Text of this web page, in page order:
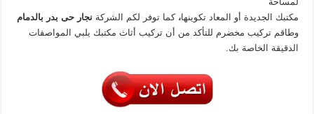
مكتبك الجديدة أو المعاد تكوينها،كما توفر لكم الشركة نجار حى بدر بالدمام
وطاقم تركيب مخضرم للتأكد من أن تركيب أثاث مكتبك يلبي المواصفات
الدقيقة الخاصة بك.